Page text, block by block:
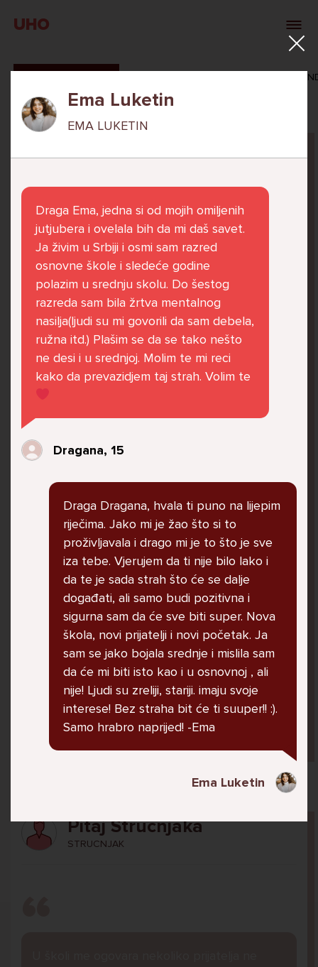
UHO
VERONIKA
Već 6 godina u školi nekoliko cura iz mog
razreda me izbacuju iz zajedničkih aktivnosti
te me iskorištavaju. Dečki iz mojeg razreda mi
govore da sam glupača te me preko discorda
vrijeđaju jer sam niska te mi govore da se
ubijem. Prije mjesec dana su me istukli kod
parka iz čistog mira dok sam prolazila sa
krevet idem plačući. Nesvjesno te zbog
ljutnje sam se počela tući po nogama no
prestala sam jer me važna osoba potaknula
na to. Prije toga svega nakon nekoliko godina
prijateljstva ostavila me najbolja prijateljica
nisam htjela ići u školu jer me to sve jako
pogodilo. Cyber bulyala me preko snapchata
i drugih drugih društvenih mreža. Sad opet
razgovaramo no jako teško. Stalno provodim
vrijeme učeći ili trenirajući moje pse jako sam
vezana za njih te ih jako volim Često
razgovaram s mamom no ne želim joj sve reći
jer me ne shvaća. Ponekad želim skočiti sa
balkona svoje kuće. Neznam što da više
Lana, 12
Pitaj Stručnjaka
STRUCNJAK
Ema Luketin
EMA LUKETIN
Draga Ema, jedna si od mojih omiljenih
jutjubera i ovelala bih da mi daš savet.
Ja živim u Srbiji i osmi sam razred
osnovne škole i sledeće godine
polazim u srednju skolu. Do šestog
razreda sam bila žrtva mentalnog
nasilja(ljudi su mi govorili da sam debela,
ružna itd.) Plašim se da se tako nešto
ne desi i u srednjoj. Molim te mi reci
kako da prevazidjem taj strah. Volim te
Dragana, 15
Draga Dragana, hvala ti puno na lijepim
riječima. Jako mi je žao što si to
proživljavala i drago mi je to što je sve
iza tebe. Vjerujem da ti nije bilo lako i
da te je sada strah što će se dalje
događati, ali samo budi pozitivna i
sigurna sam da će sve biti super. Nova
škola, novi prijatelji i novi početak. Ja
sam se jako bojala srednje i mislila sam
da će mi biti isto kao i u osnovnoj , ali
nije! Ljudi su zreliji, stariji. imaju svoje
interese! Bez straha bit će ti suuper!! :).
Samo hrabro naprijed! -Ema
Ema Luketin